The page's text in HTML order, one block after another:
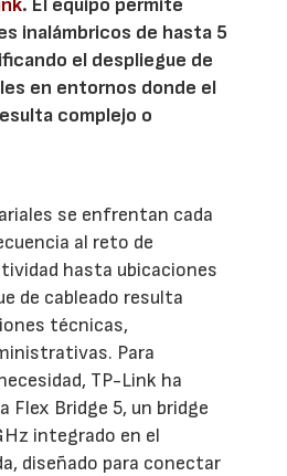
. El equipo permite
inalámbricos de hasta 5
el despliegue de
en entornos donde el
complejo o
se enfrentan cada
al reto de
hasta ubicaciones
de cableado resulta
técnicas,
Para
TP-Link ha
Flex Bridge 5, un bridge
integrado en el
diseñado para conectar